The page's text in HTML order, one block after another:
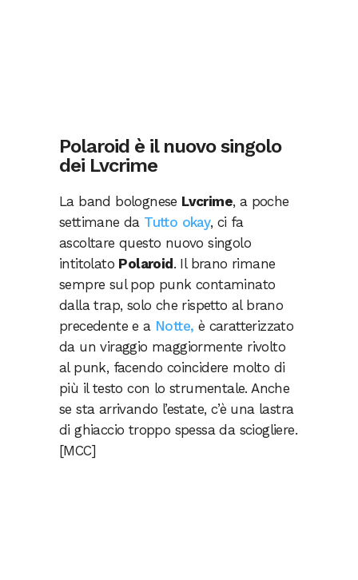
Polaroid è il nuovo singolo
dei Lvcrime
La band bolognese Lvcrime, a poche
settimane da Tutto okay, ci fa
ascoltare questo nuovo singolo
intitolato Polaroid . Il brano rimane
sempre sul pop punk contaminato
dalla trap, solo che rispetto al brano
precedente e a Notte, è caratterizzato
da un viraggio maggiormente rivolto
al punk, facendo coincidere molto di
più il testo con lo strumentale. Anche
se sta arrivando l’estate, c’è una lastra
di ghiaccio troppo spessa da sciogliere.
[MCC]